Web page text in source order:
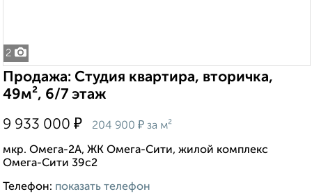
2
Продажа: Студия квартира, вторичка,
49м², 6/7 этаж
9 933 000 ₽ 204 900 ₽ за м²
мкр. Омега-2А, ЖК Омега-Сити, жилой комплекс
Омега-Сити 39с2
Телефон: показать телефон